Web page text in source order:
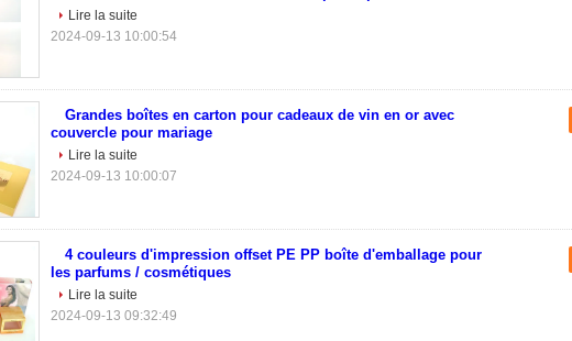
Lire la suite
2024-09-13 10:00:54
Grandes boîtes en carton pour cadeaux de vin en or avec
couvercle pour mariage
Lire la suite
2024-09-13 10:00:07
4 couleurs d'impression offset PE PP boîte d'emballage pour
les parfums / cosmétiques
Lire la suite
2024-09-13 09:32:49